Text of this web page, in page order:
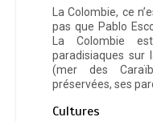
La Colombie, ce
pas que Pablo
La Colombie
paradisiaques sur
(mer des
préservées, ses
Cultures